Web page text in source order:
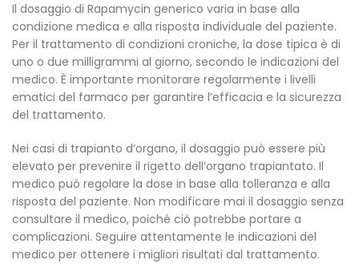
Il dosaggio di Rapamycin generico varia in base alla
condizione medica e alla risposta individuale del paziente.
Per il trattamento di condizioni croniche, la dose tipica è di
uno o due milligrammi al giorno, secondo le indicazioni del
medico. È importante monitorare regolarmente i livelli
ematici del farmaco per garantire l’efficacia e la sicurezza
del trattamento.
Nei casi di trapianto d’organo, il dosaggio può essere più
elevato per prevenire il rigetto dell’organo trapiantato. Il
medico può regolare la dose in base alla tolleranza e alla
risposta del paziente. Non modificare mai il dosaggio senza
consultare il medico, poiché ciò potrebbe portare a
complicazioni. Seguire attentamente le indicazioni del
medico per ottenere i migliori risultati dal trattamento.